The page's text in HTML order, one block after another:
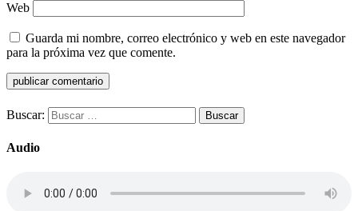
Web
Guarda mi nombre, correo electrónico y web en este navegador
para la próxima vez que comente.
Buscar:
Audio